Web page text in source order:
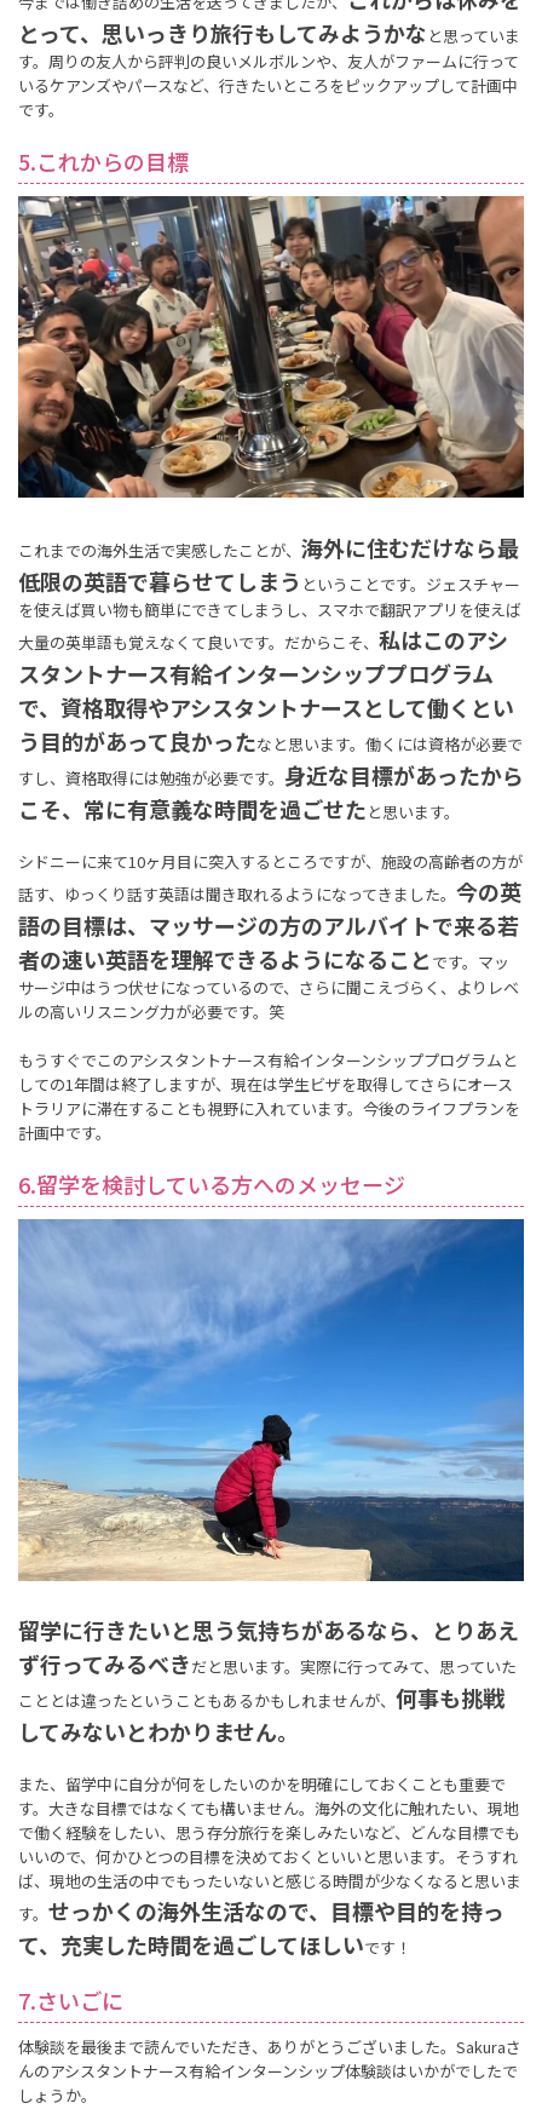
とって、思いっきり旅行もしてみようかな と思っていま
す。周りの友人から評判の良いメルボルンや、友人がファームに行って
いるケアンズやパースなど、行きたいところをピックアップして計画中
です。
5.これからの目標
これまでの海外生活で実感したことが、 海外に住むだけなら最
低限の英語で暮らせてしまう ということです。ジェスチャー
を使えば買い物も簡単にできてしまうし、スマホで翻訳アプリを使えば
大量の英単語も覚えなくて良いです。だからこそ、 私はこのアシ
スタントナース有給インターンシッププログラム
で、資格取得やアシスタントナースとして働くとい
う目的があって良かったなと思います。働くには資格が必要で
すし、資格取得には勉強が必要です。 身近な目標があったから
こそ、常に有意義な時間を過ごせた と思います。
シドニーに来て10ヶ月目に突入するところですが、施設の高齢者の方が
話す、ゆっくり話す英語は聞き取れるようになってきました。 今の英
語の目標は、マッサージの方のアルバイトで来る若
者の速い英語を理解できるようになること です。マッ
サージ中はうつ伏せになっているので、さらに聞こえづらく、よりレベ
ルの高いリスニング力が必要です。笑
もうすぐでこのアシスタントナース有給インターンシッププログラムと
しての1年間は終了しますが、現在は学生ビザを取得してさらにオース
トラリアに滞在することも視野に入れています。今後のライフプランを
計画中です。
6.留学を検討している方へのメッセージ
留学に行きたいと思う気持ちがあるなら、とりあえ
ず行ってみるべきだと思います。実際に行ってみて、思っていた
こととは違ったということもあるかもしれませんが、 何事も挑戦
してみないとわかりません。
また、留学中に自分が何をしたいのかを明確にしておくことも重要で
す。大きな目標ではなくても構いません。海外の文化に触れたい、現地
で働く経験をしたい、思う存分旅行を楽しみたいなど、どんな目標でも
いいので、何かひとつの目標を決めておくといいと思います。そうすれ
ば、現地の生活の中でもったいないと感じる時間が少なくなると思いま
す。 せっかくの海外生活なので、目標や目的を持っ
て、充実した時間を過ごしてほしいです！
7.さいごに
体験談を最後まで読んでいただき、ありがとうございました。Sakuraさ
んのアシスタントナース有給インターンシップ体験談はいかがでしたで
しょうか。